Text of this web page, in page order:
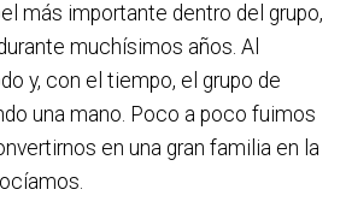
más importante dentro del grupo,
muchísimos años. Al
y, con el tiempo, el grupo de
una mano. Poco a poco fuimos
en una gran familia en la